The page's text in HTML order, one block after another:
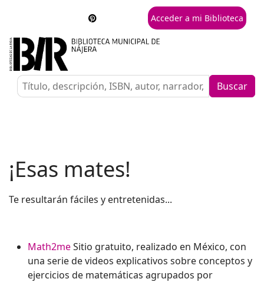
Acceder a mi Biblioteca
Buscar
¡Esas mates!
Te resultarán fáciles y entretenidas...
Math2meSitio gratuito, realizado en México, con
una serie de videos explicativos sobre conceptos y
ejercicios de matemáticas agrupados por